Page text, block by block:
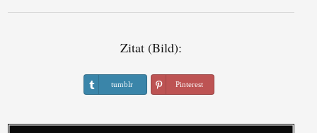
Zitat (Bild):
tumblr Pinterest